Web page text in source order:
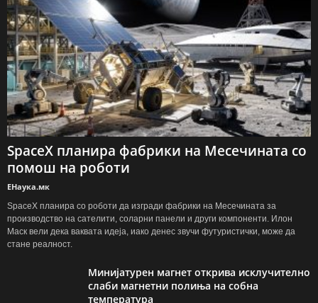
SpaceX планира фабрики на Месечината со
помош на роботи
ЕНаука.мк
SpaceX планира со роботи да изгради фабрики на Месечината за
производство на сателити, соларни панели и други компоненти. Илон
Маск вели дека ваквата идеја, иако денес звучи футуристички, може да
стане реалност.
Минијатурен магнет открива исклучително
слаби магнетни полиња на собна
температура